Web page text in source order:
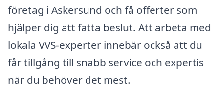
företag i Askersund och få offerter som
hjälper dig att fatta beslut. Att arbeta med
lokala VVS-experter innebär också att du
får tillgång till snabb service och expertis
när du behöver det mest.